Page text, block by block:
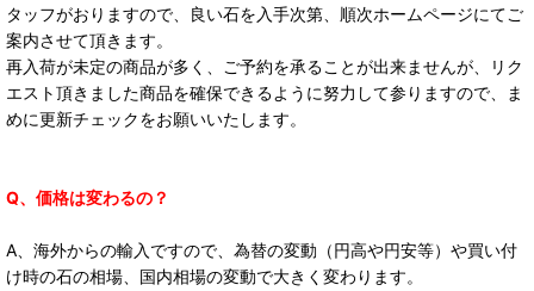
タッフがおりますので、良い石を入手次第、順次ホームページにてご
案内させて頂きます。
再入荷が未定の商品が多く、ご予約を承ることが出来ませんが、リク
エスト頂きました商品を確保できるように努力して参りますので、ま
めに更新チェックをお願いいたします。
Q、価格は変わるの？
A、海外からの輸入ですので、為替の変動（円高や円安等）や買い付
け時の石の相場、国内相場の変動で大きく変わります。